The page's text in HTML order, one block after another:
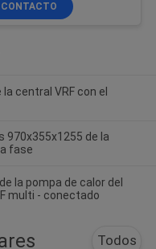
CONTACTO
central VRF con el
970x355x1255 de la
fase
la pompa de calor del
multi - conectado
Todos